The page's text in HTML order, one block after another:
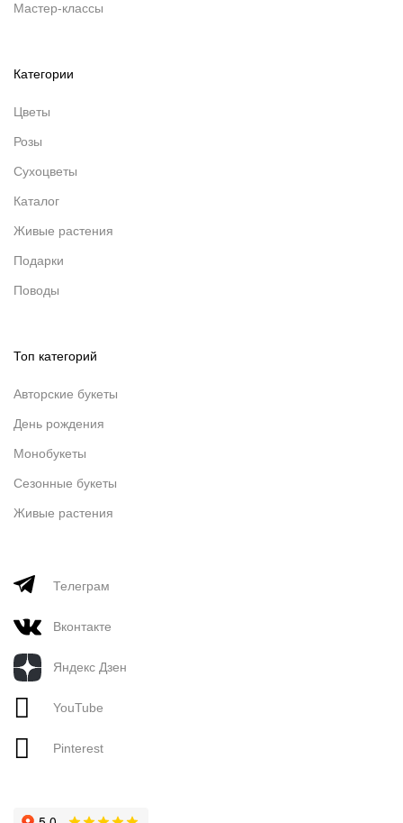
Мастер-классы
Категории
Цветы
Розы
Сухоцветы
Каталог
Живые растения
Подарки
Поводы
Топ категорий
Авторские букеты
День рождения
Монобукеты
Сезонные букеты
Живые растения
Телеграм
Вконтакте
Яндекс Дзен
YouTube
Pinterest